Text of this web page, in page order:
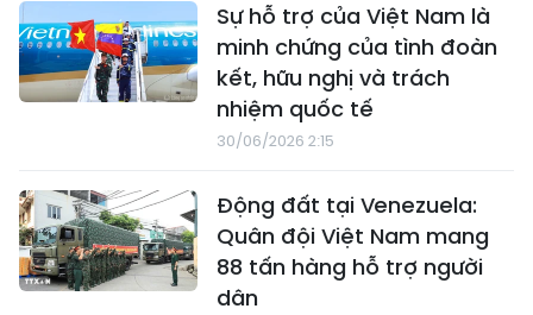
Sự hỗ trợ của Việt Nam là
minh chứng của tình đoàn
kết, hữu nghị và trách
nhiệm quốc tế
30/06/2026 2:15
Động đất tại Venezuela:
Quân đội Việt Nam mang
88 tấn hàng hỗ trợ người
dân